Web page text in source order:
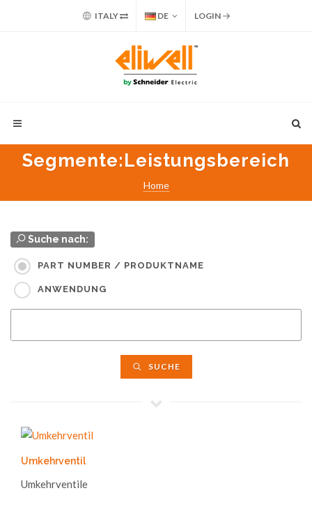
ITALY DE LOGIN
Segmente:Leistungsbereich
Home
Suche nach:
PART NUMBER / PRODUKTNAME
ANWENDUNG
SUCHE
Umkehrventil
Umkehrventile